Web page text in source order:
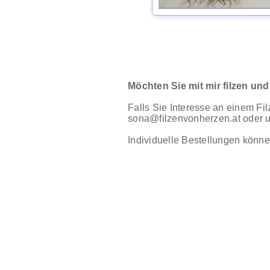
Möchten Sie mit mir filzen
Falls Sie Interesse an einem
sona@filzenvonherzen.at oder
Individuelle Bestellungen